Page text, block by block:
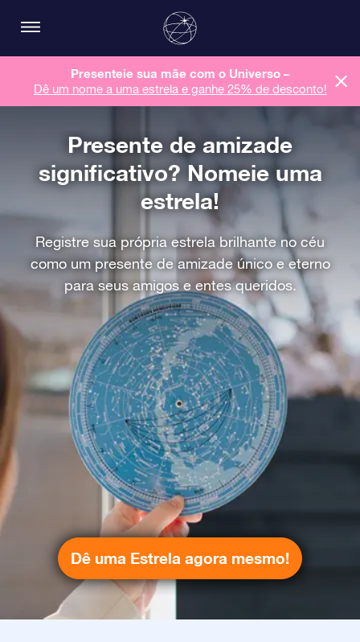
Presenteie sua mãe com o Universo –
Dê um nome a uma estrela e ganhe 25% de desconto!
Presente de amizade
significativo? Nomeie uma
estrela!
Registre sua própria estrela brilhante no céu
como um presente de amizade único e eterno
para seus amigos e entes queridos.
Dê uma Estrela agora mesmo!